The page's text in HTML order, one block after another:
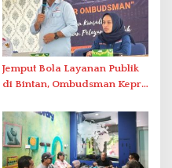
Jemput Bola Layanan Publik
di Bintan, Ombudsman Kepri
Solar Nelayan